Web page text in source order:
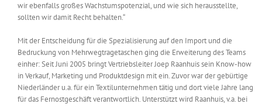
wir ebenfalls großes Wachstumspotenzial, und wie sich herausstellte,
sollten wir damit Recht behalten.“
Mit der Entscheidung für die Spezialisierung auf den Import und die
Bedruckung von Mehrwegtragetaschen ging die Erweiterung des Teams
einher: Seit Juni 2005 bringt Vertriebsleiter Joep Raanhuis sein Know-how
in Verkauf, Marketing und Produktdesign mit ein. Zuvor war der gebürtige
Niederländer u.a. für ein Textilunternehmen tätig und dort viele Jahre lang
für das Fernostgeschäft verantwortlich. Unterstützt wird Raanhuis, v.a. bei